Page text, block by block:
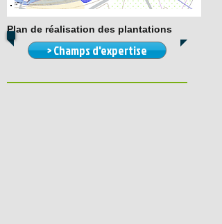
Plan de réalisation des plantations
> Champs d'expertise